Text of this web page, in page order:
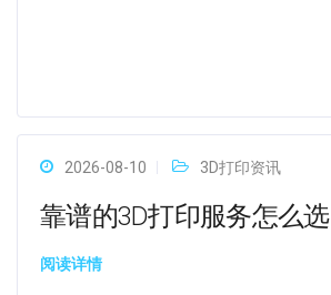
2026-08-10 3D打印资讯
靠谱的3D打印服务怎么选
阅读详情